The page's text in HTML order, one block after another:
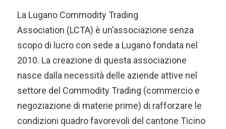
La Lugano Commodity Trading
Association (LCTA) è un’associazione senza
scopo di lucro con sede a Lugano fondata nel
2010. La creazione di questa associazione
nasce dalla necessità delle aziende attive nel
settore del Commodity Trading (commercio e
negoziazione di materie prime) di rafforzare le
condizioni quadro favorevoli del cantone Ticino